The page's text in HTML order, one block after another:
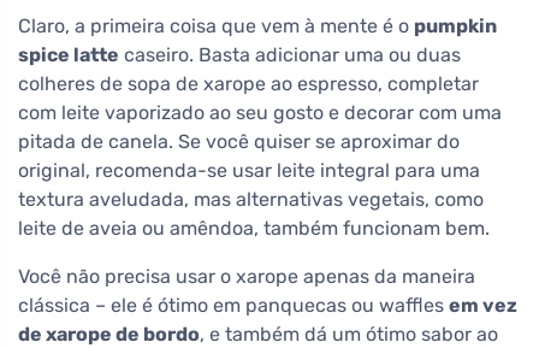
Claro, a primeira coisa que vem à mente é o pumpkin
spice latte caseiro. Basta adicionar uma ou duas
colheres de sopa de xarope ao espresso, completar
com leite vaporizado ao seu gosto e decorar com uma
pitada de canela. Se você quiser se aproximar do
original, recomenda-se usar leite integral para uma
textura aveludada, mas alternativas vegetais, como
leite de aveia ou amêndoa, também funcionam bem.
Você não precisa usar o xarope apenas da maneira
clássica – ele é ótimo em panquecas ou waffles em vez
de xarope de bordo, e também dá um ótimo sabor ao